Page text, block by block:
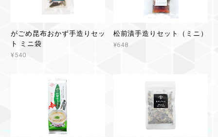
がごめ昆布おかず手造りセッ
ト ミニ袋
¥540
松前漬手造りセット（ミニ）
¥648